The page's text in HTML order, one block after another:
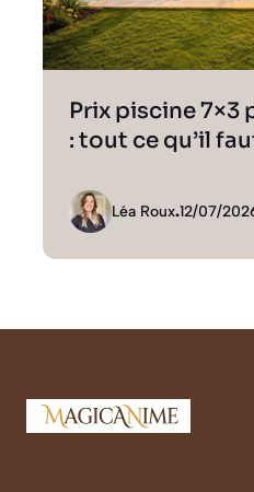
Prix piscine 7×3
: tout ce qu’il
Léa Roux.12/07/